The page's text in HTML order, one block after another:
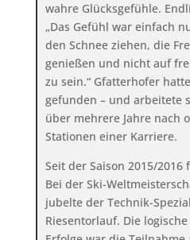
wahre Glücksgefühle.
„Das Gefühl war einfach
den Schnee ziehen, die
genießen und nicht auf
zu sein.“ Gfatterhofer
gefunden – und arbeitete
über mehrere Jahre nach
Stationen einer Karriere.
Seit der Saison 2015/
Bei der Ski-
jubelte der Technik-
Riesentorlauf. Die